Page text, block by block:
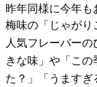
昨年同様に今年も
梅味の「じゃがり
人気フレーバー
きな味」や「こ
た？」「うますぎ